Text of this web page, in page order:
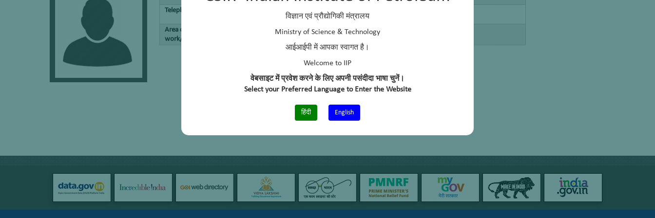
विज्ञान एवं प्रौद्योगिकी मंत्रालय
Ministry of Science & Technology
आईआईपी में आपका स्वागत है।
Welcome to IIP
वेबसाइट में प्रवेश करने के लिए अपनी पसंदीदा भाषा चुनें।
Select your Preferred Language to Enter the Website
हिंदी English
Telephone No.
Area of
work/interest